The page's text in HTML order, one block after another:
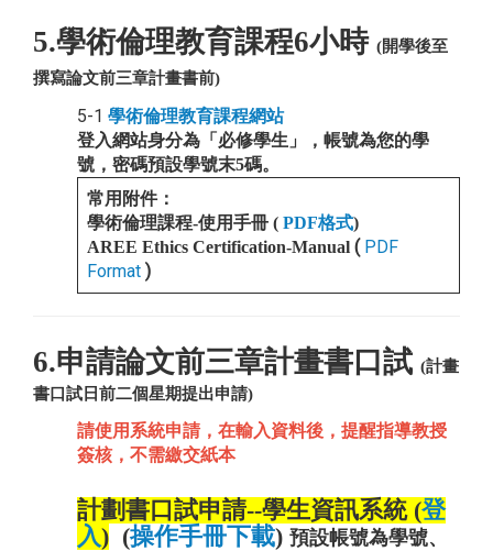
5.學術倫理教育課程6小時 (開學後至
撰寫論文前三章計畫書前)
5-1 學術倫理教育課程網站
登入網站身分為「必修學生」，帳號為您的學
號，密碼預設學號末5碼。
常用附件：
學術倫理課程-使用手冊 ( PDF格式)
AREE Ethics Certification-Manual ( PDF
Format )
6.申請論文前三章計畫書口試 (計畫
書口試日前二個星期提出申請)
請使用系統申請，在輸入資料後，提醒指導教授
簽核，不需繳交紙本
計劃書口試申請--學生資訊系統 (登
入) (操作手冊下載) 預設帳號為學號、